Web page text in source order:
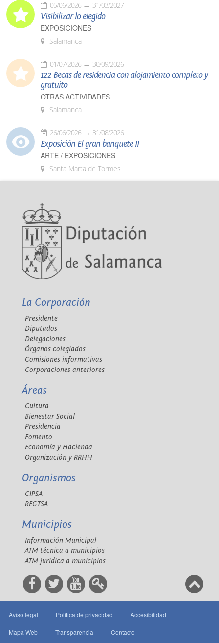
05/06/2026 31/03/2027
Visibilizar lo elegido
EXPOSICIONES
Salamanca
01/07/2026 30/09/2026
122 Becas de residencia con alojamiento completo y
gratuito
OTRAS ACTIVIDADES
Salamanca
26/06/2026 31/08/2026
Exposición El gran banquete II
ARTE / EXPOSICIONES
Santa Marta de Tormes
La Corporación
Presidente
Diputados
Delegaciones
Órganos colegiados
Comisiones informativas
Corporaciones anteriores
Áreas
Cultura
Bienestar Social
Presidencia
Fomento
Economía y Hacienda
Organización y RRHH
Organismos
CIPSA
REGTSA
Municipios
Información Municipal
ATM técnica a municipios
ATM jurídica a municipios
Aviso legal Política de privacidad Accesibilidad
Mapa Web Transparencia Contacto